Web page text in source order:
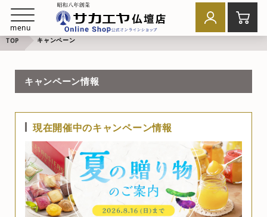
menu
TOP キャンペーン
キャンペーン情報
現在開催中のキャンペーン情報